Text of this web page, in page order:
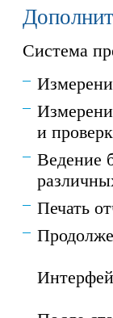
Система
и
Ведение
Печать